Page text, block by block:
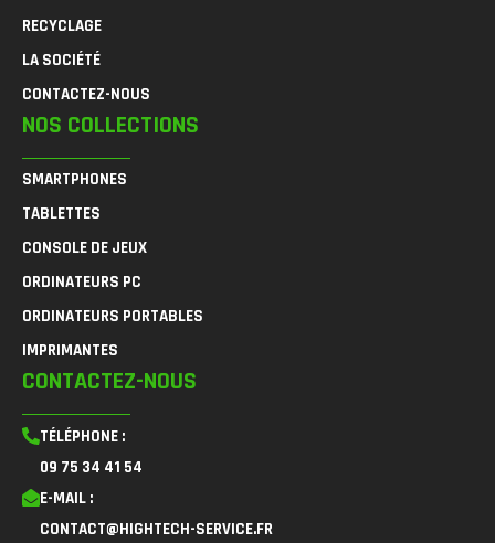
RECYCLAGE
LA SOCIÉTÉ
CONTACTEZ-NOUS
NOS COLLECTIONS
SMARTPHONES
TABLETTES
CONSOLE DE JEUX
ORDINATEURS PC
ORDINATEURS PORTABLES
IMPRIMANTES
CONTACTEZ-NOUS
TÉLÉPHONE :
09 75 34 41 54
E-MAIL :
CONTACT@HIGHTECH-SERVICE.FR